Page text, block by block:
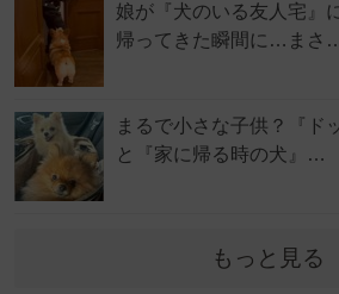
娘が『犬のいる友人宅』
帰ってきた瞬間に…まさ
まるで小さな子供？『ド
と『家に帰る時の犬』…
もっと見る